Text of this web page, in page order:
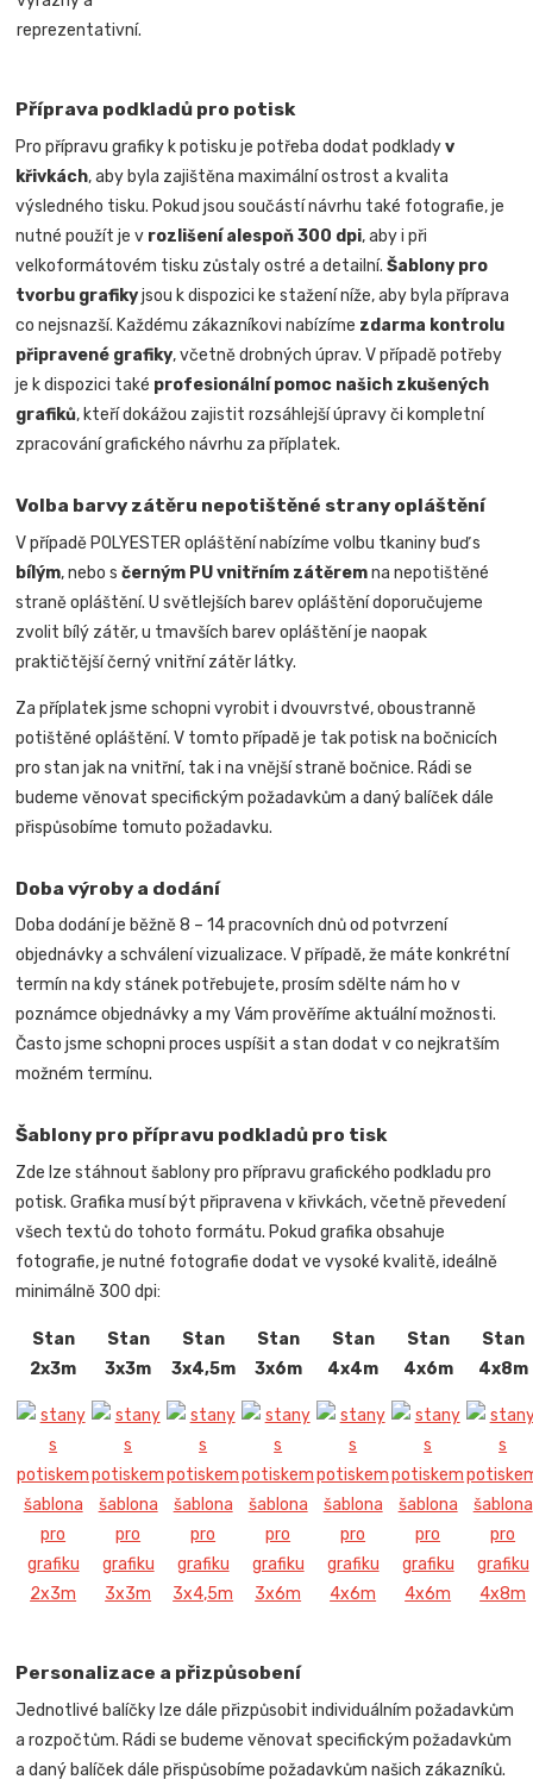
reprezentativní.
Příprava podkladů pro potisk
Pro přípravu grafiky k potisku je potřeba dodat podkladyv
křivkách, aby byla zajištěna maximální ostrost a kvalita
výsledného tisku. Pokud jsou součástí návrhu také fotografie, je
nutné použít je v rozlišení alespoň 300 dpi, aby i při
velkoformátovém tisku zůstaly ostré a detailní.Šablony pro
tvorbu grafikyjsou k dispozici ke stažení níže, aby byla příprava
co nejsnazší. Každému zákazníkovi nabízíme zdarma kontrolu
připravené grafiky, včetně drobných úprav. V případě potřeby
je k dispozici také profesionální pomoc našich zkušených
grafiků, kteří dokážou zajistit rozsáhlejší úpravy či kompletní
zpracování grafického návrhu za příplatek.
Volba barvy zátěru nepotištěné strany opláštění
V případě POLYESTER opláštění nabízíme volbu tkaniny buď s
bílým, nebo sčerným PU vnitřním zátěremna nepotištěné
straně opláštění. U světlejších barev opláštění doporučujeme
zvolit bílý zátěr, u tmavších barev opláštění je naopak
praktičtější černý vnitřní zátěr látky.
Za příplatek jsme schopni vyrobit i dvouvrstvé, oboustranně
potištěné opláštění. V tomto případě je tak potisk na bočnicích
pro stan jak na vnitřní, tak i na vnější straně bočnice. Rádi se
budeme věnovat specifickým požadavkům a daný balíček dále
přispůsobíme tomuto požadavku.
Doba výroby a dodání
Doba dodání je běžně 8 – 14 pracovních dnů od potvrzení
objednávky a schválení vizualizace. V případě, že máte konkrétní
termín na kdy stánek potřebujete, prosím sdělte nám ho v
poznámce objednávky a my Vám prověříme aktuální možnosti.
Často jsme schopni proces uspíšit a stan dodat v co nejkratším
možném termínu.
Šablony pro přípravu podkladů pro tisk
Zde lze stáhnout šablony pro přípravu grafického podkladu pro
potisk. Grafika musí být připravena v křivkách, včetně převedení
všech textů do tohoto formátu. Pokud grafika obsahuje
fotografie, je nutné fotografie dodat ve vysoké kvalitě, ideálně
minimálně 300 dpi:
Stan
2x3m
Stan
3x3m
Stan
3x4,5m
Stan
3x6m
Stan
4x4m
Stan
4x6m
Stan
4x8m
Personalizace a přizpůsobení
Jednotlivé balíčky lze dále přizpůsobit individuálním požadavkům
a rozpočtům. Rádi se budeme věnovat specifickým požadavkům
a daný balíček dále přispůsobíme požadavkům našich zákazníků.